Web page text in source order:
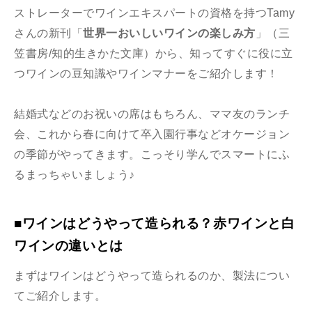
ストレーターでワインエキスパートの資格を持つTamy
さんの新刊「 世界一おいしいワインの楽しみ方 」（三
笠書房/知的生きかた文庫）から、知ってすぐに役に立
つワインの豆知識やワインマナーをご紹介します！
結婚式などのお祝いの席はもちろん、ママ友のランチ
会、これから春に向けて卒入園行事などオケージョン
の季節がやってきます。こっそり学んでスマートにふ
るまっちゃいましょう♪
■ワインはどうやって造られる？赤ワインと白
ワインの違いとは
まずはワインはどうやって造られるのか、製法につい
てご紹介します。